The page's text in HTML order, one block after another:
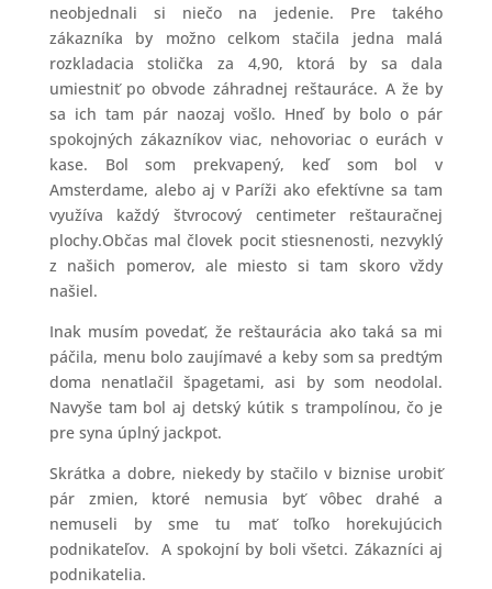
neobjednali si niečo na jedenie. Pre takého
zákazníka by možno celkom stačila jedna malá
rozkladacia stolička za 4,90, ktorá by sa dala
umiestniť po obvode záhradnej reštauráce. A že by
sa ich tam pár naozaj vošlo. Hneď by bolo o pár
spokojných zákazníkov viac, nehovoriac o eurách v
kase. Bol som prekvapený, keď som bol v
Amsterdame, alebo aj v Paríži ako efektívne sa tam
využíva každý štvrocový centimeter reštauračnej
plochy.Občas mal človek pocit stiesnenosti, nezvyklý
z našich pomerov, ale miesto si tam skoro vždy
našiel.
Inak musím povedať, že reštaurácia ako taká sa mi
páčila, menu bolo zaujímavé a keby som sa predtým
doma nenatlačil špagetami, asi by som neodolal.
Navyše tam bol aj detský kútik s trampolínou, čo je
pre syna úplný jackpot.
Skrátka a dobre, niekedy by stačilo v biznise urobiť
pár zmien, ktoré nemusia byť vôbec drahé a
nemuseli by sme tu mať toľko horekujúcich
podnikateľov. A spokojní by boli všetci. Zákazníci aj
podnikatelia.